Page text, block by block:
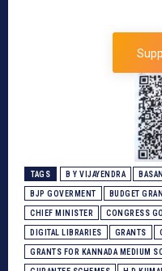
TAGS B Y VIJAYENDRA
BJP GOVERMENT BUDGET
CHIEF MINISTER CONGRESS
DIGITAL LIBRARIES GRANTS
GRANTS FOR KANNADA MEDIUM